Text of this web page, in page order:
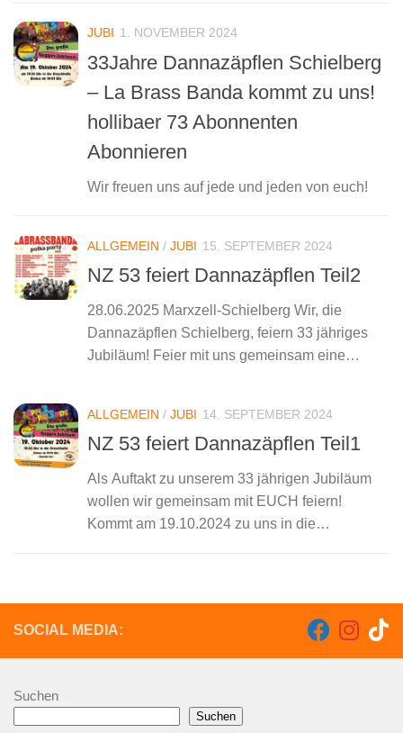
Scheppert, Dorfkind und als Highlight Isi
Glück für echtes...
JUBI 1. NOVEMBER 2024
33Jahre Dannazäpflen Schielberg
– La Brass Banda kommt zu uns!
hollibaer 73 Abonnenten
Abonnieren
Wir freuen uns auf jede und jeden von euch!
ALLGEMEIN / JUBI 15. SEPTEMBER 2024
NZ 53 feiert Dannazäpflen Teil2
28.06.2025 Marxzell-Schielberg Wir, die
Dannazäpflen Schielberg, feiern 33 jähriges
Jubiläum! Feier mit uns gemeinsam eine
Tickets und besucht LaBrassBanda , eine...
ALLGEMEIN / JUBI 14. SEPTEMBER 2024
NZ 53 feiert Dannazäpflen Teil1
Als Auftakt zu unserem 33 jährigen Jubiläum
wollen wir gemeinsam mit EUCH feiern!
Kommt am 19.10.2024 zu uns in die
SOCIAL MEDIA:
Suchen
Suchen